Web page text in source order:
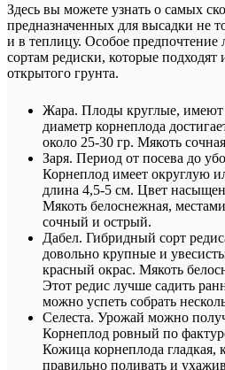
Здесь вы можете узнать о самых
предназначенных для высадки не
и в теплицу. Особое
сортам редиски, которые подходят
открытого грунта.
Жара. Плоды круглые, имеют
диаметр корнеплода
около 25-30 гр. Мякоть
Заря. Период от посева до
Корнеплод имеет округлую
длина 4,5-5 см. Цвет
Мякоть белоснежная,
сочный и острый.
Дабел. Гибридный сорт
довольно крупные и
красный окрас. Мякоть
Этот редис лучше садить
можно успеть собрать
Селеста. Урожай можно
Корнеплод ровный по
Кожица корнеплода гладкая,
правильно поливать и